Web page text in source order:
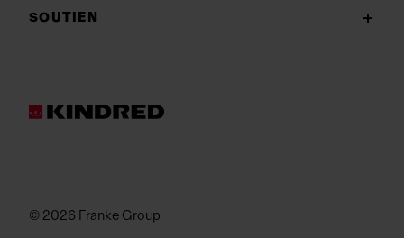
SOUTIEN
© 2026 Franke Group